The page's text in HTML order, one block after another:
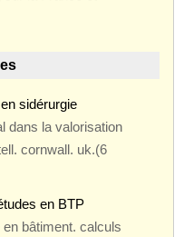
sidérurgie
dans la valorisation
cornwall. uk.(6
en BTP
bâtiment. calculs